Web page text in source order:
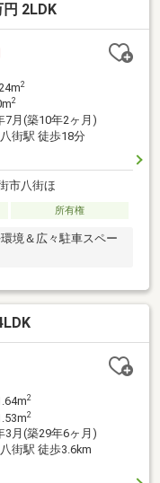
2LDK
2
2
7月(築10年2ヶ月)
街駅 徒歩18分
市八街ほ
所有権
境＆広々駐車スペー
2
2
3月(築29年6ヶ月)
街駅 徒歩3.6km